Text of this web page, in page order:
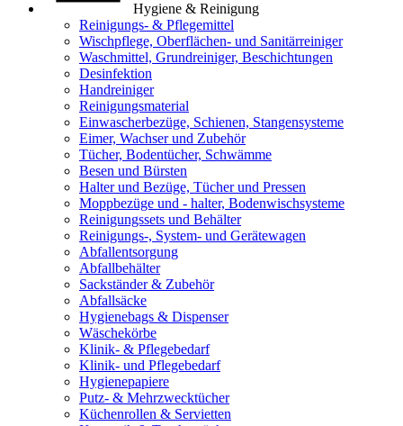
Hygiene & Reinigung
Reinigungs- & Pflegemittel
Wischpflege, Oberflächen- und Sanitärreiniger
Waschmittel, Grundreiniger, Beschichtungen
Desinfektion
Handreiniger
Reinigungsmaterial
Einwascherbezüge, Schienen, Stangensysteme
Eimer, Wachser und Zubehör
Tücher, Bodentücher, Schwämme
Besen und Bürsten
Halter und Bezüge, Tücher und Pressen
Moppbezüge und - halter, Bodenwischsysteme
Reinigungssets und Behälter
Reinigungs-, System- und Gerätewagen
Abfallentsorgung
Abfallbehälter
Sackständer & Zubehör
Abfallsäcke
Hygienebags & Dispenser
Wäschekörbe
Klinik- & Pflegebedarf
Klinik- und Pflegebedarf
Hygienepapiere
Putz- & Mehrzwecktücher
Küchenrollen & Servietten